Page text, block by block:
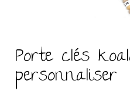
Porte clés
personnaliser